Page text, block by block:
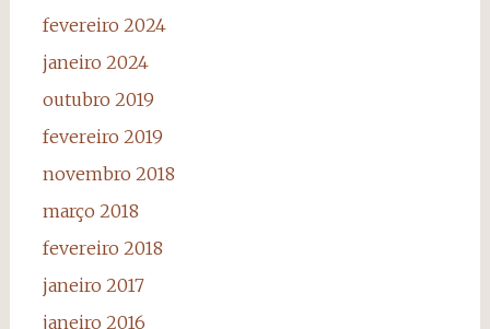
fevereiro 2024
janeiro 2024
outubro 2019
fevereiro 2019
novembro 2018
março 2018
fevereiro 2018
janeiro 2017
janeiro 2016